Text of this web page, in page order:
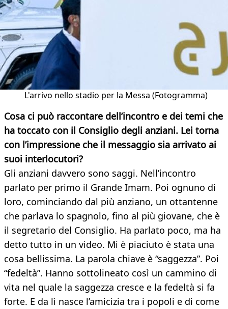
L'arrivo nello stadio per la Messa (Fotogramma)
Cosa ci può raccontare dell’incontro e dei temi che
ha toccato con il Consiglio degli anziani. Lei torna
con l’impressione che il messaggio sia arrivato ai
suoi interlocutori?
Gli anziani davvero sono saggi. Nell’incontro
parlato per primo il Grande Imam. Poi ognuno di
loro, cominciando dal più anziano, un ottantenne
che parlava lo spagnolo, fino al più giovane, che è
il segretario del Consiglio. Ha parlato poco, ma ha
detto tutto in un video. Mi è piaciuto è stata una
cosa bellissima. La parola chiave è “saggezza”. Poi
“fedeltà”. Hanno sottolineato così un cammino di
vita nel quale la saggezza cresce e la fedeltà si fa
forte. E da lì nasce l’amicizia tra i popoli e di come